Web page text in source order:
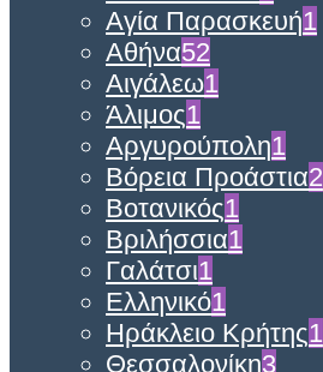
Αγία Παρασκευή1
Αθήνα52
Αιγάλεω1
Άλιμος1
Αργυρούπολη1
Βόρεια Προάστια2
Βοτανικός1
Βριλήσσια1
Γαλάτσι1
Ελληνικό1
Ηράκλειο Κρήτης1
Θεσσαλονίκη3